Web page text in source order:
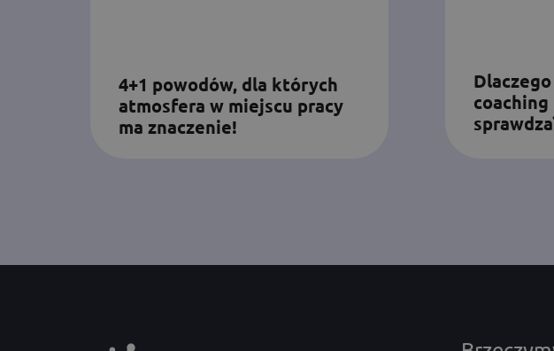
4+1 powodów, dla których
atmosfera w miejscu pracy
ma znaczenie!
coaching